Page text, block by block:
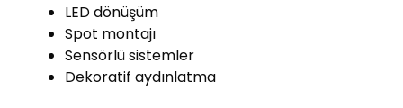
LED dönüşüm
Spot montajı
Sensörlü sistemler
Dekoratif aydınlatma